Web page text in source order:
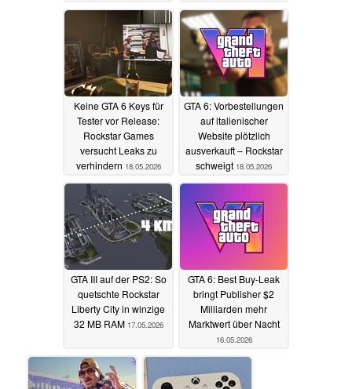
Keine GTA 6 Keys für
Tester vor Release:
Rockstar Games
versucht Leaks zu
verhindern 18.05.2026
GTA 6: Vorbestellungen
auf italienischer
Website plötzlich
ausverkauft – Rockstar
schweigt 18.05.2026
GTA III auf der PS2: So
quetschte Rockstar
Liberty City in winzige
32 MB RAM 17.05.2026
GTA 6: Best Buy-Leak
bringt Publisher $2
Milliarden mehr
Marktwert über Nacht
16.05.2026